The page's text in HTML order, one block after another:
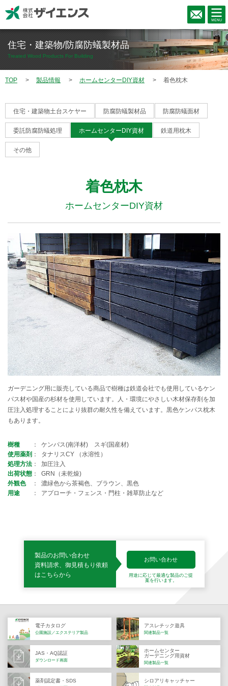
住宅・建築物/防腐防蟻製材品
Treated Wood Products For Building
TOP 製品情報 ホームセンターDIY資材 着色枕木
住宅・建築物土台スケヤー 防腐防蟻製材品 防腐防蟻面材
委託防腐防蟻処理 ホームセンターDIY資材 鉄道用枕木
その他
着色枕木
ホームセンターDIY資材
ガーデニング用に販売している商品で樹種は鉄道会社でも使用しているケン
パス材や国産の杉材を使用しています。人・環境にやさしい木材保存剤を加
圧注入処理することにより抜群の耐久性を備えています。黒色ケンパス枕木
もあります。
樹種
ケンパス(南洋材) スギ(国産材)
使用薬剤
タナリスCY （水溶性）
処理方法
加圧注入
出荷状態
GRN（未乾燥)
外観色
濃緑色から茶褐色、ブラウン、黒色
用途
アプローチ・フェンス・門柱・雑草防止など
製品のお問い合わせ
資料請求、御見積もり依頼
はこちらから
お問い合わせ
用途に応じて最適な製品の ご提
案を行います。
電子カタログ
公園施設／エクステリア製品
アスレチック遊具
関連製品一覧
JAS・AQ認証
ダウンロード画面
ホームセンター
ガーデニング用資材
関連製品一覧
薬剤認定書・SDS シロアリキャッチャー